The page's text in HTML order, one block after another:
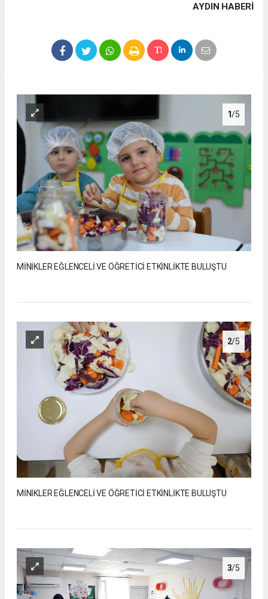
AYDIN HABERİ
1/5
MİNİKLER EĞLENCELİ VE ÖĞRETİCİ ETKİNLİKTE BULUŞTU
2/5
MİNİKLER EĞLENCELİ VE ÖĞRETİCİ ETKİNLİKTE BULUŞTU
3/5